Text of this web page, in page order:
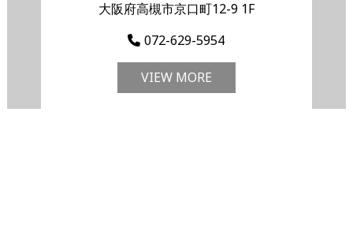
大阪府高槻市京口町12-9 1F
072-629-5954
VIEW MORE